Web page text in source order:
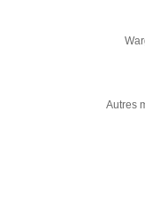
Autres